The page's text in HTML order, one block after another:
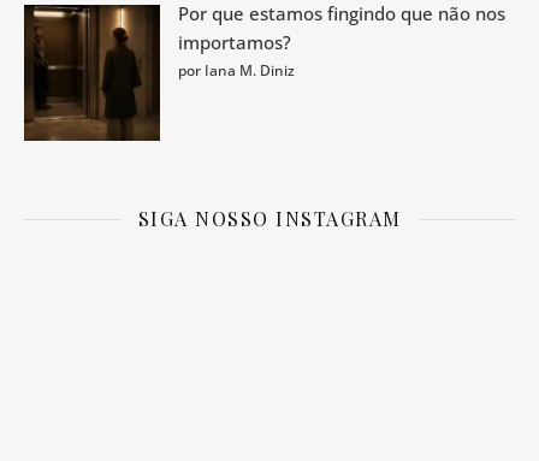
Por que estamos fingindo que não nos
importamos?
por Iana M. Diniz
SIGA NOSSO INSTAGRAM